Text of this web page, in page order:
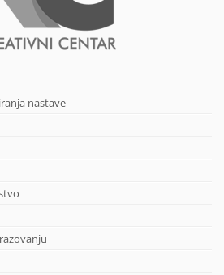
nastave